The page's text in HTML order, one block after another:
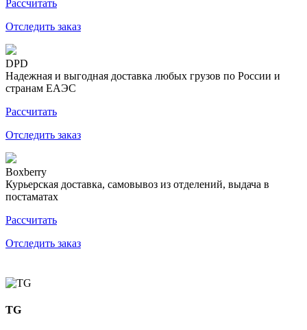
Рассчитать
Отследить заказ
DPD
Надежная и выгодная доставка любых грузов по России и
странам ЕАЭС
Рассчитать
Отследить заказ
Boxberry
Курьерская доставка, самовывоз из отделений, выдача в
постаматах
Рассчитать
Отследить заказ
TG